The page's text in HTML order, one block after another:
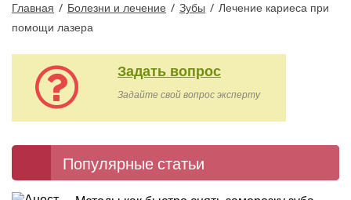
Главная / Болезни и лечение / Зубы / Лечение кариеса при
помощи лазера
Задать вопрос
Задайте свой вопрос эксперту
Популярные статьи